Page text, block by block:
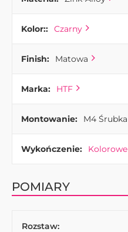
Kolor:: Czarny
Finish: Matowa
Marka: HTF
Montowanie: M4 Śrubka
Wykończenie: Kolorowe
POMIARY
Rozstaw: